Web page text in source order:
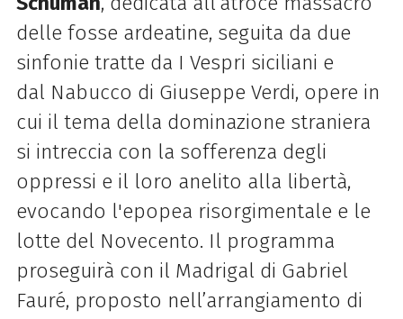
delle fosse ardeatine, seguita da due
sinfonie tratte da I Vespri siciliani e
dal Nabucco di Giuseppe Verdi, opere in
cui il tema della dominazione straniera
si intreccia con la sofferenza degli
oppressi e il loro anelito alla libertà,
evocando l'epopea risorgimentale e le
lotte del Novecento. Il programma
proseguirà con il Madrigal di Gabriel
Fauré, proposto nell’arrangiamento di